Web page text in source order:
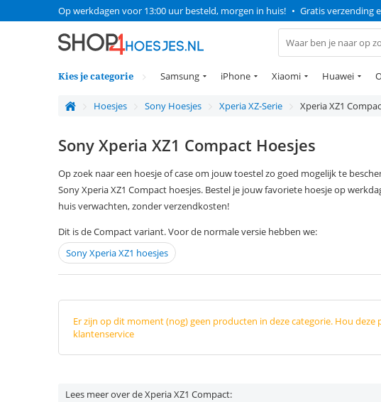
Op werkdagen voor 13:00 uur besteld, morgen in huis! • Gratis verzending
Kies je categorie Samsung iPhone Xiaomi Huawei
Hoesjes Sony Hoesjes Xperia XZ-Serie Xperia XZ1
Sony Xperia XZ1 Compact Hoesjes
Op zoek naar een hoesje of case om jouw toestel zo goed mogelijk te
Sony Xperia XZ1 Compact hoesjes. Bestel je jouw favoriete hoesje op
huis verwachten, zonder verzendkosten!
Dit is de Compact variant. Voor de normale versie hebben we:
Sony Xperia XZ1 hoesjes
Er zijn op dit moment (nog) geen producten in deze categorie. Hou
klantenservice
Lees meer over de Xperia XZ1 Compact: